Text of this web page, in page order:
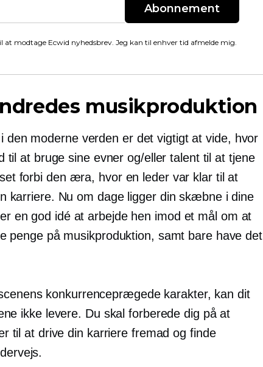
Abonnement
at modtage Ecwid nyhedsbrev. Jeg kan til enhver tid afmelde mig.
musikproduktion
den moderne verden er det vigtigt at vide, hvor
til at bruge sine evner og/eller talent til at tjene
forbi den æra, hvor en leder var klar til at
karriere. Nu om dage ligger din skæbne i dine
en god idé at arbejde hen imod et mål om at
penge på musikproduktion, samt bare have det
konkurrenceprægede karakter, kan dit
ikke levere. Du skal forberede dig på at
til at drive din karriere fremad og finde